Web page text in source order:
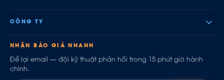
CÔNG TY
NHẬN BÁO GIÁ NHANH
Để lại email — đội kỹ thuật phản hồi trong 15 phút giờ hành
chính.